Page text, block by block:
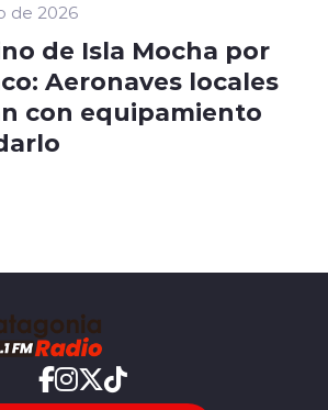
de 2026
de Isla Mocha por
Aeronaves locales
con equipamiento